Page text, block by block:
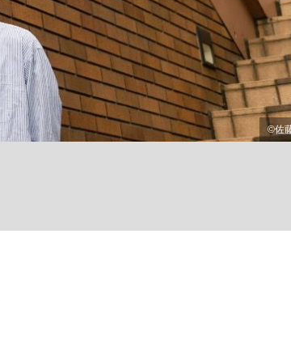
敗戦”の真実 選手が明かす...
の国から』倉本聰氏（91...